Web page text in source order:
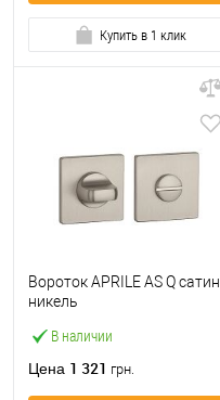
Купить в 1 клик
В наличии
Вороток APRILE AS Q сатин
никель
Цена 1 321 грн.